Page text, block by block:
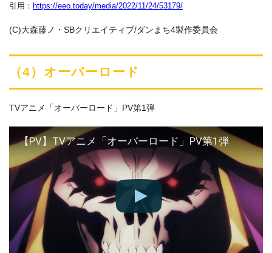
引用： https://eeo.today/media/2022/11/24/53179/
(C)大森藤ノ・SBクリエイティブ/ダンまち4製作委員会
（4）オーバーロード
TVアニメ「オーバーロード」PV第1弾
【PV】TVアニメ「オーバーロード」PV第1弾